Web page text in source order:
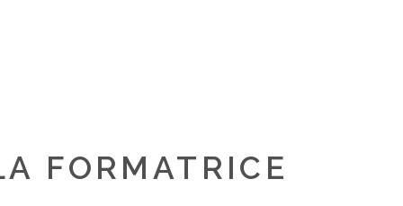
FORMATRICE